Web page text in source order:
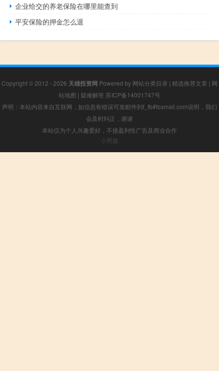
企业给交的养老保险在哪里能查到
平安保险的押金怎么退
Copyright © 2012 - 2026 天雄投资网 Powered by 网站分类目录 | 精选推荐文章 | 网
站地图 | 疑难解答 苏ICP备14001747号
声明：本站内容来自互联网，如信息有错误可发邮件到f_fb#foxmail.com说明，我们
会及时纠正，谢谢
本站仅为个人兴趣爱好，不接盈利性广告及商业合作
小男孩